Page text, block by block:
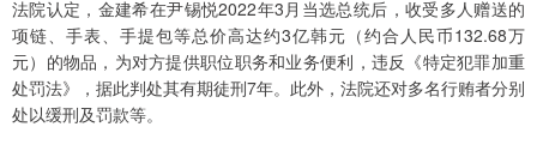
法院认定，金建希在尹锡悦2022年3月当选总统后，收受多人赠送的
项链、手表、手提包等总价高达约3亿韩元（约合人民币132.68万
元）的物品，为对方提供职位职务和业务便利，违反《特定犯罪加重
处罚法》，据此判处其有期徒刑7年。此外，法院还对多名行贿者分别
处以缓刑及罚款等。